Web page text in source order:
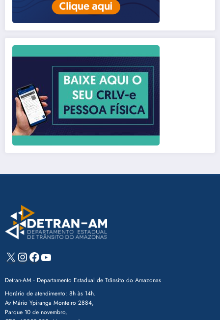
X Instagram
Facebook
Youtube
Detran-AM - Departamento Estadual de Trânsito do Amazonas
Horário de atendimento: 8h às 14h.
Av Mário Ypiranga Monteiro 2884,
Parque 10 de novembro,